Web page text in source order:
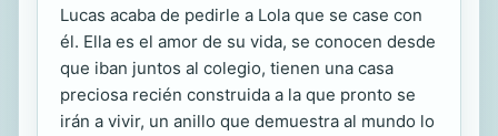
Lucas acaba de pedirle a Lola que se case con
él. Ella es el amor de su vida, se conocen desde
que iban juntos al colegio, tienen una casa
preciosa recién construida a la que pronto se
irán a vivir, un anillo que demuestra al mundo lo